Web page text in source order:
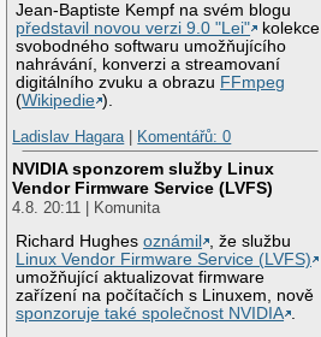
Jean-Baptiste Kempf na svém blogu
představil novou verzi 9.0 "Lei"
kolekce
svobodného softwaru umožňujícího
nahrávání, konverzi a streamovaní
digitálního zvuku a obrazu FFmpeg
(Wikipedie ).
Ladislav Hagara| Komentářů: 0
NVIDIA sponzorem služby Linux
Vendor Firmware Service (LVFS)
4.8. 20:11 | Komunita
Richard Hughesoznámil
, že službu
Linux Vendor Firmware Service (LVFS)
umožňující aktualizovat firmware
zařízení na počítačích s Linuxem, nově
sponzoruje také společnost NVIDIA .